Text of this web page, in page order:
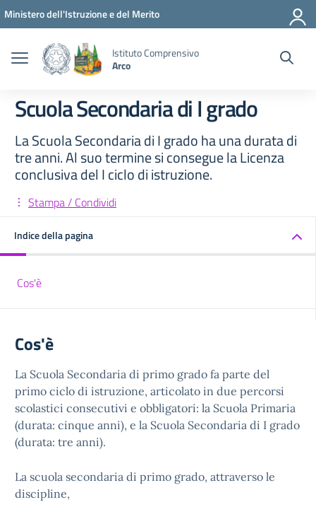
Vai ai contenuti
Vai al menu di navigazione
Vai al footer
Ministero dell'Istruzione e del Merito
Istituto Comprensivo
Arco
Scuola Secondaria di I grado
La Scuola Secondaria di I grado ha una durata di
tre anni. Al suo termine si consegue la Licenza
conclusiva del I ciclo di istruzione.
Stampa / Condividi
Indice della pagina
Cos'è
Cos'è
La Scuola Secondaria di primo grado fa parte del
primo ciclo di istruzione, articolato in due percorsi
scolastici consecutivi e obbligatori: la Scuola Primaria
(durata: cinque anni), e la Scuola Secondaria di I grado
(durata: tre anni).
La scuola secondaria di primo grado, attraverso le
discipline,